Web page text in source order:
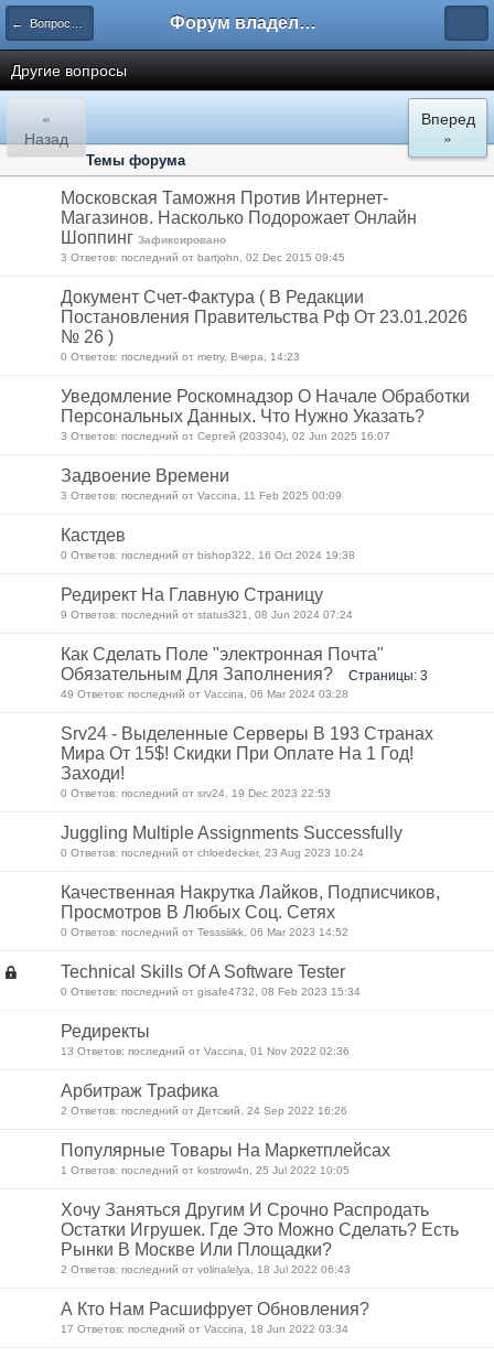
← Вопросы работы сервиса StoreLand Форум владельцев интернет-магазинов
Другие вопросы
«
Назад
Вперед
»
Темы форума
Московская Таможня Против Интернет-
Магазинов. Насколько Подорожает Онлайн
Шоппинг Зафиксировано
3 Ответов: последний от bartjohn, 02 Dec 2015 09:45
Документ Счет-Фактура ( В Редакции
Постановления Правительства Рф От 23.01.2026
№ 26 )
0 Ответов: последний от metry, Вчера, 14:23
Уведомление Роскомнадзор О Начале Обработки
Персональных Данных. Что Нужно Указать?
3 Ответов: последний от Сергей (203304), 02 Jun 2025 16:07
Задвоение Времени
3 Ответов: последний от Vaccina, 11 Feb 2025 00:09
Кастдев
0 Ответов: последний от bishop322, 16 Oct 2024 19:38
Редирект На Главную Страницу
9 Ответов: последний от status321, 08 Jun 2024 07:24
Как Сделать Поле "электронная Почта"
Обязательным Для Заполнения?
Страницы: 3
49 Ответов: последний от Vaccina, 06 Mar 2024 03:28
Srv24 - Выделенные Серверы В 193 Странах
Мира От 15$! Скидки При Оплате На 1 Год!
Заходи!
0 Ответов: последний от srv24, 19 Dec 2023 22:53
Juggling Multiple Assignments Successfully
0 Ответов: последний от chloedecker, 23 Aug 2023 10:24
Качественная Накрутка Лайков, Подписчиков,
Просмотров В Любых Соц. Сетях
0 Ответов: последний от Tesssiiikk, 06 Mar 2023 14:52
Technical Skills Of A Software Tester
0 Ответов: последний от gisafe4732, 08 Feb 2023 15:34
Редиректы
13 Ответов: последний от Vaccina, 01 Nov 2022 02:36
Арбитраж Трафика
2 Ответов: последний от Детский, 24 Sep 2022 16:26
Популярные Товары На Маркетплейсах
1 Ответов: последний от kostrow4n, 25 Jul 2022 10:05
Хочу Заняться Другим И Срочно Распродать
Остатки Игрушек. Где Это Можно Сделать? Есть
Рынки В Москве Или Площадки?
2 Ответов: последний от volinalelya, 18 Jul 2022 06:43
А Кто Нам Расшифрует Обновления?
17 Ответов: последний от Vaccina, 18 Jun 2022 03:34